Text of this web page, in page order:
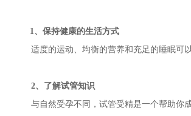
1、保持健康的生活方式
适度的运动、均衡的营养和充足的睡眠可以
2、了解试管知识
与自然受孕不同，试管受精是一个帮助你成